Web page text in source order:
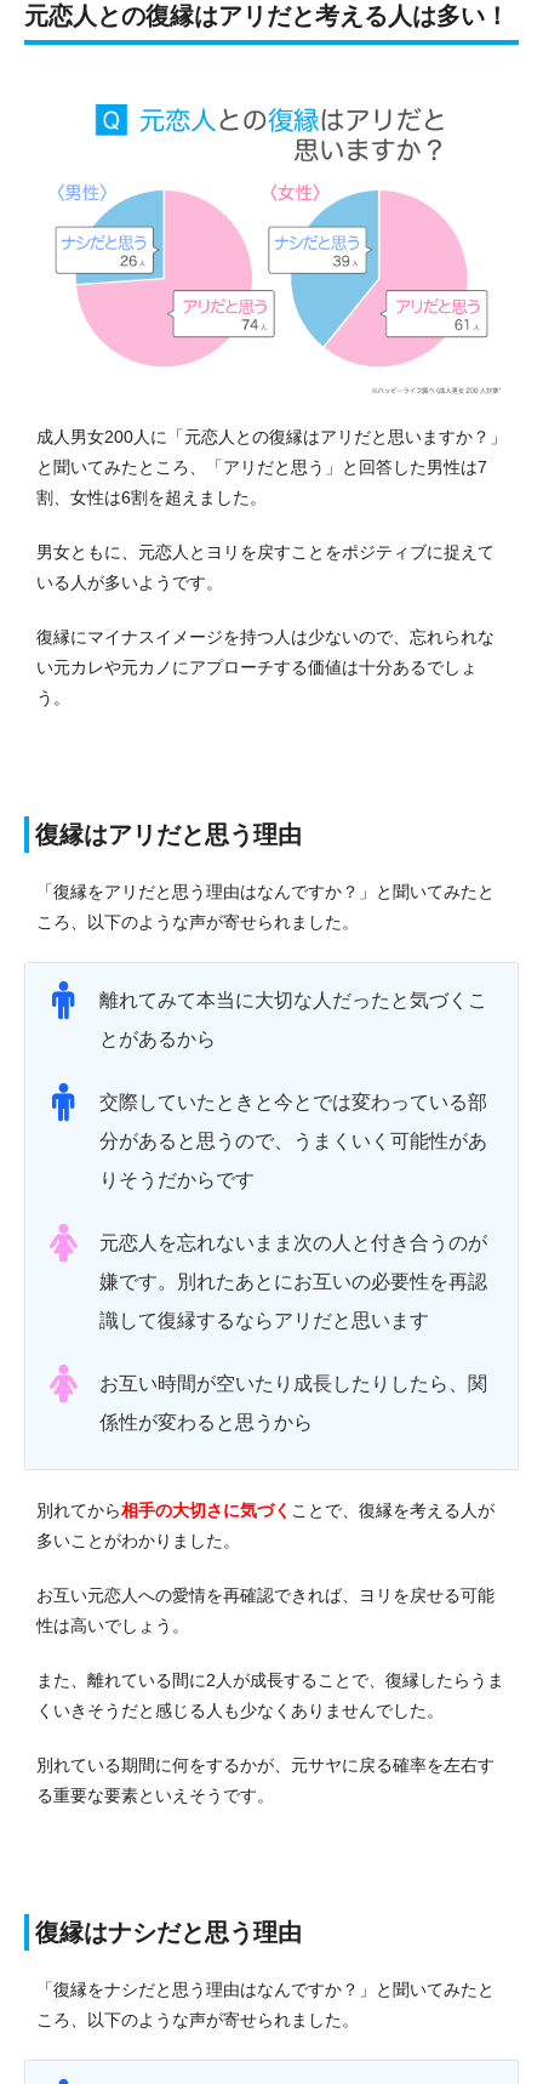
元恋人との復縁はアリだと考える人は多い！
成人男女200人に「元恋人との復縁はアリだと思いますか？」
と聞いてみたところ、「アリだと思う」と回答した男性は7
割、女性は6割を超えました。
男女ともに、元恋人とヨリを戻すことをポジティブに捉えて
いる人が多いようです。
復縁にマイナスイメージを持つ人は少ないので、忘れられな
い元カレや元カノにアプローチする価値は十分あるでしょ
う。
復縁はアリだと思う理由
「復縁をアリだと思う理由はなんですか？」と聞いてみたと
ころ、以下のような声が寄せられました。
離れてみて本当に大切な人だったと気づくこ
とがあるから
交際していたときと今とでは変わっている部
分があると思うので、うまくいく可能性があ
りそうだからです
元恋人を忘れないまま次の人と付き合うのが
嫌です。別れたあとにお互いの必要性を再認
識して復縁するならアリだと思います
お互い時間が空いたり成長したりしたら、関
係性が変わると思うから
別れてから相手の大切さに気づく ことで、復縁を考える人が
多いことがわかりました。
お互い元恋人への愛情を再確認できれば、ヨリを戻せる可能
性は高いでしょう。
また、離れている間に2人が成長することで、復縁したらうま
くいきそうだと感じる人も少なくありませんでした。
別れている期間に何をするかが、元サヤに戻る確率を左右す
る重要な要素といえそうです。
復縁はナシだと思う理由
「復縁をナシだと思う理由はなんですか？」と聞いてみたと
ころ、以下のような声が寄せられました。